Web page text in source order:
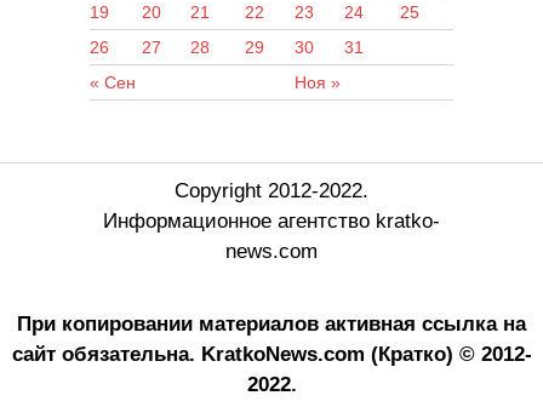
« Сен Ноя »
19
20 21 22 23 24
25
26
27 28 29 30 31
Copyright 2012-2022.
Информационное агентство kratko-
news.com
При копировании материалов активная ссылка на
сайт обязательна. KratkoNews.com (Кратко) © 2012-
2022.